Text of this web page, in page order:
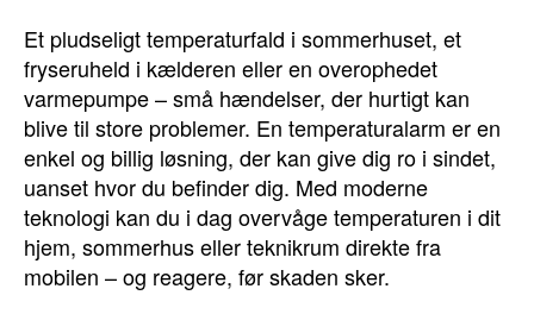
Et pludseligt temperaturfald i sommerhuset, et
fryseruheld i kælderen eller en overophedet
varmepumpe – små hændelser, der hurtigt kan
blive til store problemer. En temperaturalarm er en
enkel og billig løsning, der kan give dig ro i sindet,
uanset hvor du befinder dig. Med moderne
teknologi kan du i dag overvåge temperaturen i dit
hjem, sommerhus eller teknikrum direkte fra
mobilen – og reagere, før skaden sker.